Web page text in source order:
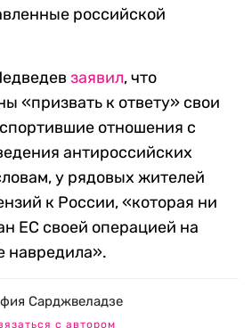
российской
заявил, что
«призвать к ответу» свои
отношения с
антироссийских
у рядовых жителей
к России, «которая ни
ЕС своей операцией на
навредила».
Сарджвеладзе
с автором